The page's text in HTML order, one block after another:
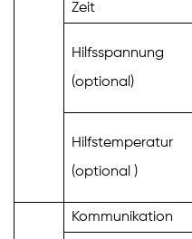
Zeit
Hilfsspannung
(optional)
Hilfstemperatur
(optional )
Kommunikation